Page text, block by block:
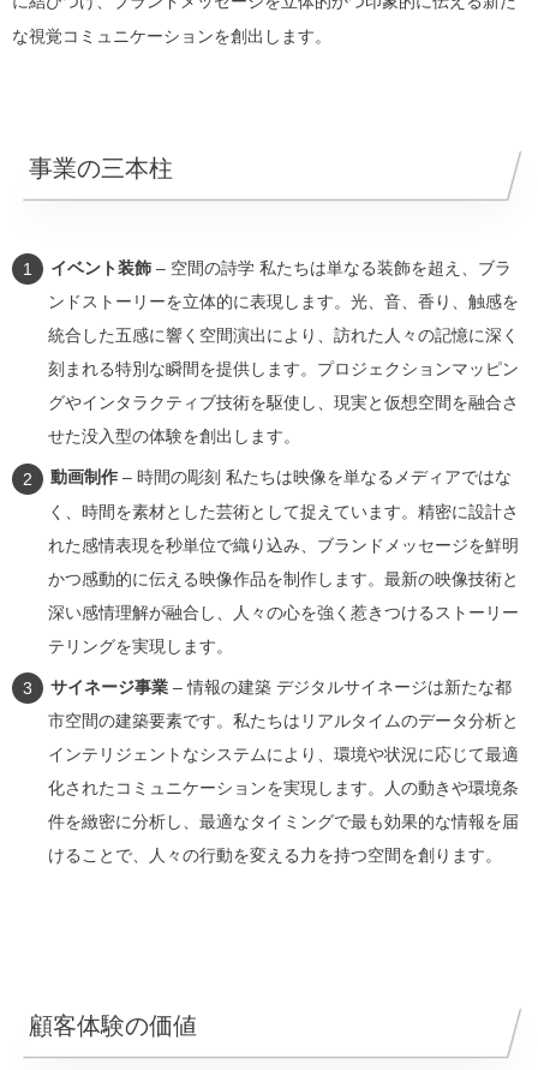
な視覚コミュニケーションを創出します。
事業の三本柱
イベント装飾 – 空間の詩学 私たちは単なる装飾を超え、ブラ
ンドストーリーを立体的に表現します。光、音、香り、触感を
統合した五感に響く空間演出により、訪れた人々の記憶に深く
刻まれる特別な瞬間を提供します。プロジェクションマッピン
グやインタラクティブ技術を駆使し、現実と仮想空間を融合さ
せた没入型の体験を創出します。
動画制作 – 時間の彫刻 私たちは映像を単なるメディアではな
く、時間を素材とした芸術として捉えています。精密に設計さ
れた感情表現を秒単位で織り込み、ブランドメッセージを鮮明
かつ感動的に伝える映像作品を制作します。最新の映像技術と
深い感情理解が融合し、人々の心を強く惹きつけるストーリー
テリングを実現します。
サイネージ事業 – 情報の建築 デジタルサイネージは新たな都
市空間の建築要素です。私たちはリアルタイムのデータ分析と
インテリジェントなシステムにより、環境や状況に応じて最適
化されたコミュニケーションを実現します。人の動きや環境条
件を緻密に分析し、最適なタイミングで最も効果的な情報を届
けることで、人々の行動を変える力を持つ空間を創ります。
顧客体験の価値